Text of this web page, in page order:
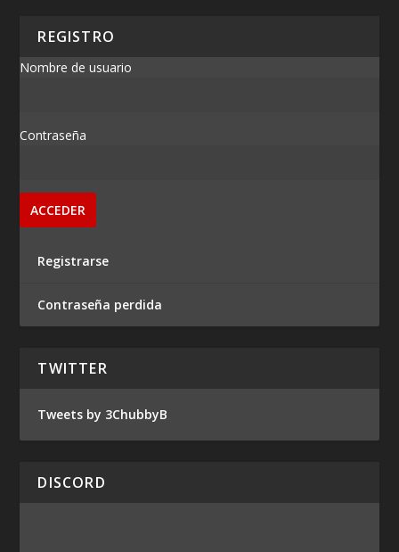
REGISTRO
Nombre de usuario
Contraseña
Registrarse
Contraseña perdida
TWITTER
Tweets by 3ChubbyB
DISCORD